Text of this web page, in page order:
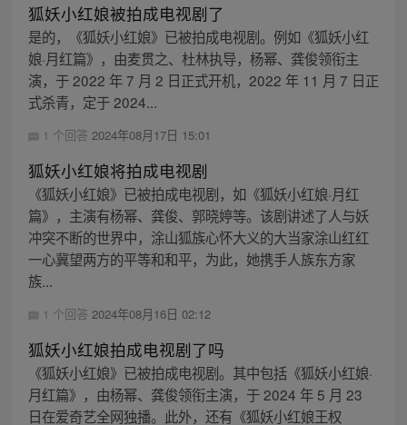
狐妖小红娘被拍成电视剧了
是的，《狐妖小红娘》已被拍成电视剧。例如《狐妖小红
娘·月红篇》，由麦贯之、杜林执导，杨幂、龚俊领衔主
演，于 2022 年 7 月 2 日正式开机，2022 年 11 月 7 日正
式杀青，定于 2024...
1 个回答 2024年08月17日 15:01
狐妖小红娘将拍成电视剧
《狐妖小红娘》已被拍成电视剧，如《狐妖小红娘·月红
篇》，主演有杨幂、龚俊、郭晓婷等。该剧讲述了人与妖
冲突不断的世界中，涂山狐族心怀大义的大当家涂山红红
一心冀望两方的平等和和平，为此，她携手人族东方家
族...
1 个回答 2024年08月16日 02:12
狐妖小红娘拍成电视剧了吗
《狐妖小红娘》已被拍成电视剧。其中包括《狐妖小红娘·
月红篇》，由杨幂、龚俊领衔主演，于 2024 年 5 月 23
日在爱奇艺全网独播。此外，还有《狐妖小红娘王权